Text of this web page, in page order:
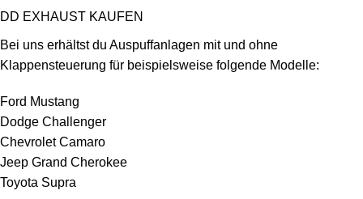
DD EXHAUST KAUFEN
Bei uns erhältst du Auspuffanlagen mit und ohne
Klappensteuerung für beispielsweise folgende Modelle:
Ford Mustang
Dodge Challenger
Chevrolet Camaro
Jeep Grand Cherokee
Toyota Supra